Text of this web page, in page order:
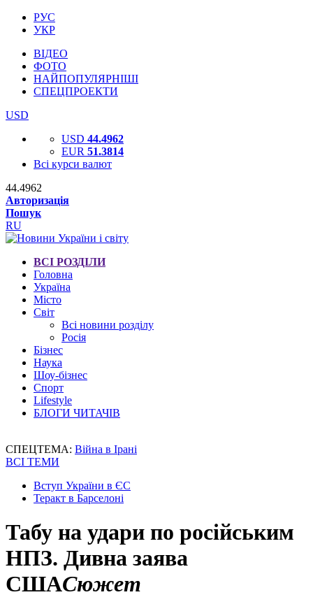
РУС
УКР
ВІДЕО
ФОТО
НАЙПОПУЛЯРНІШІ
СПЕЦПРОЕКТИ
USD
USD 44.4962
EUR 51.3814
Всі курси валют
44.4962
Авторизація
Пошук
RU
ВСІ РОЗДІЛИ
Головна
Україна
Місто
Світ
Всі новини розділу
Росія
Бізнес
Наука
Шоу-бізнес
Спорт
Lifestyle
БЛОГИ ЧИТАЧІВ
СПЕЦТЕМА: Війна в Ірані
ВСІ ТЕМИ
Вступ України в ЄС
Теракт в Барселоні
Табу на удари по російським
НПЗ. Дивна заява
СШАСюжет